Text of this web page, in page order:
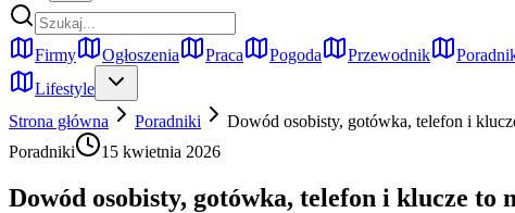
Firmy Ogłoszenia Praca Pogoda Przewodnik
Lifestyle
Strona główna
Poradniki
Dowód osobisty, gotówka, telefon i
Poradniki
15 kwietnia 2026
Dowód osobisty, gotówka, telefon i klucze to